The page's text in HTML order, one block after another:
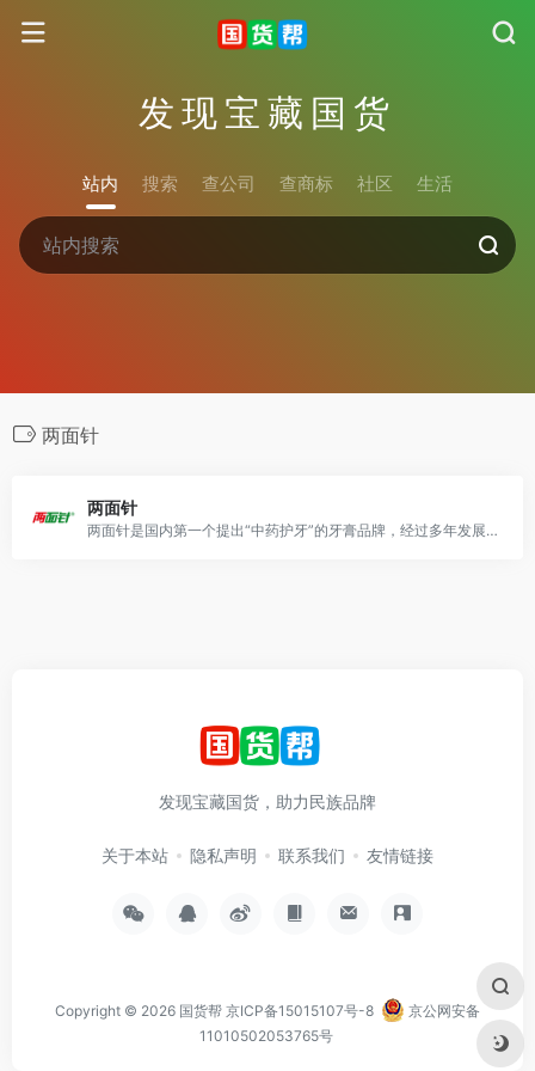
发现宝藏国货
站内 搜索 查公司 查商标 社区 生活
两面针
两面针
两面针是国内第一个提出“中药护牙”的牙膏品牌，经过多年发展现在已经有消痛系列、御方系列、清新护龈系列、中药系列四大类别。
发现宝藏国货，助力民族品牌
关于本站 隐私声明 联系我们 友情链接
Copyright © 2026 国货帮 京ICP备15015107号-8
京公网安备
11010502053765号